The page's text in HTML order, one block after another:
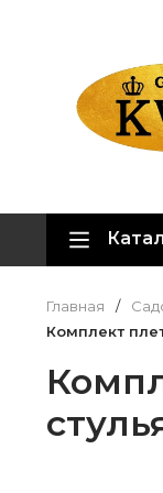
Главная /
Комплект